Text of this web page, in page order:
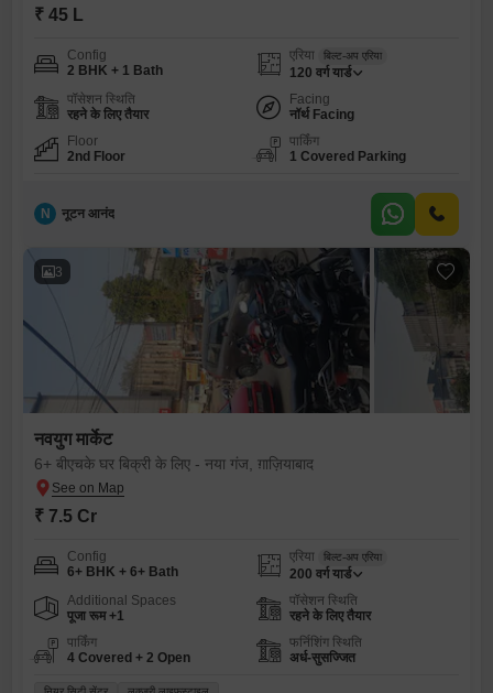
₹ 45 L
Config
2 BHK + 1 Bath
एरिया बिल्ट-अप एरिया
120 वर्ग यार्ड
पॉसेशन स्थिति
रहने के लिए तैयार
Facing
नॉर्थ Facing
Floor
2nd Floor
पार्किंग
1 Covered Parking
N नूटन आनंद
3
नवयुग मार्केट
6+ बीएचके घर बिक्री के लिए - नया गंज, ग़ाज़ियाबाद
₹ 7.5 Cr
Config
6+ BHK + 6+ Bath
एरिया बिल्ट-अप एरिया
200 वर्ग यार्ड
Additional Spaces
पूजा रूम +1
पॉसेशन स्थिति
रहने के लिए तैयार
पार्किंग
4 Covered + 2 Open
फर्निशिंग स्थिति
अर्ध-सुसज्जित